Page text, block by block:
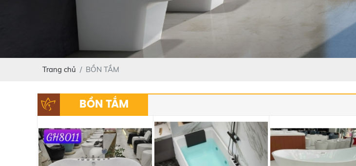
Trang chủ BỒN TẮM
BỒN TẮM